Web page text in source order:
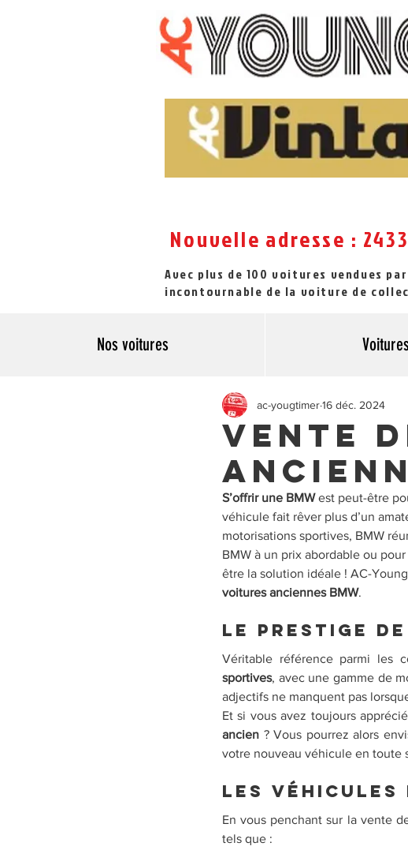
Nouvelle adresse :
Avec plus de 100 voitures vendues
incontournable de la voiture de
Nos voitures
Vente
ac-yougtimer16 déc. 2024
S’offrir une BMW est peut-être
véhicule fait rêver plus d’un
motorisations sportives, BMW
BMW à un prix abordable ou
être la solution idéale ! AC-
voitures anciennes BMW.
Le prestige de
Véritable référence parmi les
sportives, avec une gamme de
adjectifs ne manquent pas
Et si vous avez toujours
ancien ? Vous pourrez alors
votre nouveau véhicule en toute
Les véhicules
En vous penchant sur la vente
tels que :